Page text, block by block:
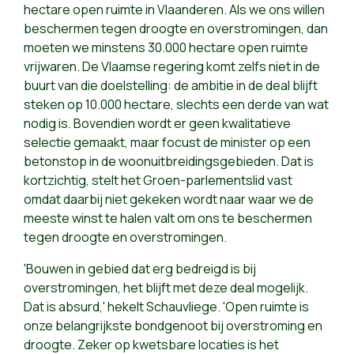
hectare open ruimte in Vlaanderen. Als we ons willen
beschermen tegen droogte en overstromingen, dan
moeten we minstens 30.000 hectare open ruimte
vrijwaren. De Vlaamse regering komt zelfs niet in de
buurt van die doelstelling: de ambitie in de deal blijft
steken op 10.000 hectare, slechts een derde van wat
nodig is. Bovendien wordt er geen kwalitatieve
selectie gemaakt, maar focust de minister op een
betonstop in de woonuitbreidingsgebieden. Dat is
kortzichtig, stelt het Groen-parlementslid vast
omdat daarbij niet gekeken wordt naar waar we de
meeste winst te halen valt om ons te beschermen
tegen droogte en overstromingen.
'Bouwen in gebied dat erg bedreigd is bij
overstromingen, het blijft met deze deal mogelijk.
Dat is absurd,' hekelt Schauvliege. 'Open ruimte is
onze belangrijkste bondgenoot bij overstroming en
droogte. Zeker op kwetsbare locaties is het